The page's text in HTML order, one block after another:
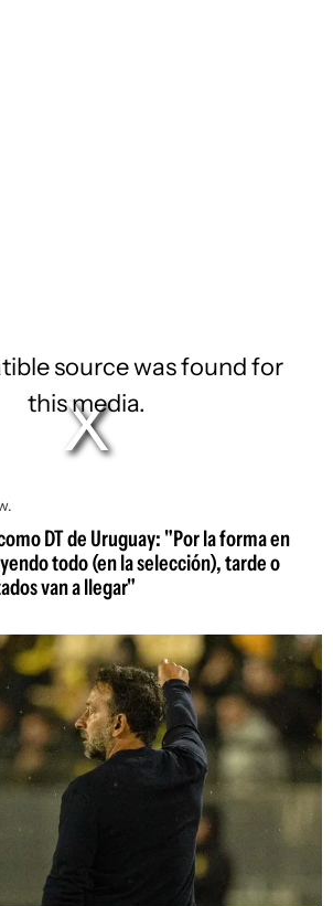
source was found for
this media.
DT de Uruguay: "Por la forma en
todo (en la selección), tarde o
van a llegar"